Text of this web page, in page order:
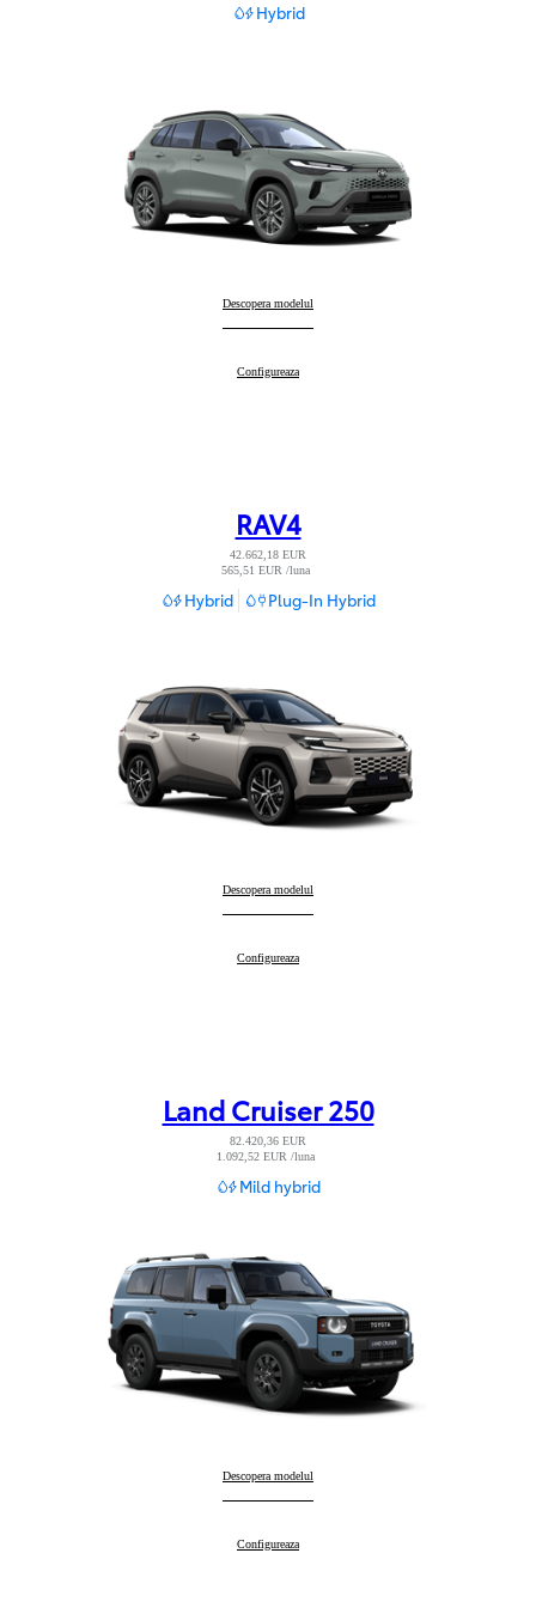
Hybrid
Corolla Cross:
Descopera modelul
Corolla Cross
Configureaza
RAV4
42.662,18 EUR
565,51 EUR /luna
Hybrid Plug-In Hybrid
RAV4:
Descopera modelul
RAV4:
Configureaza
Land Cruiser 250
82.420,36 EUR
1.092,52 EUR /luna
Mild hybrid
Land Cruiser 250:
Descopera modelul
Land Cruiser 250
Configureaza